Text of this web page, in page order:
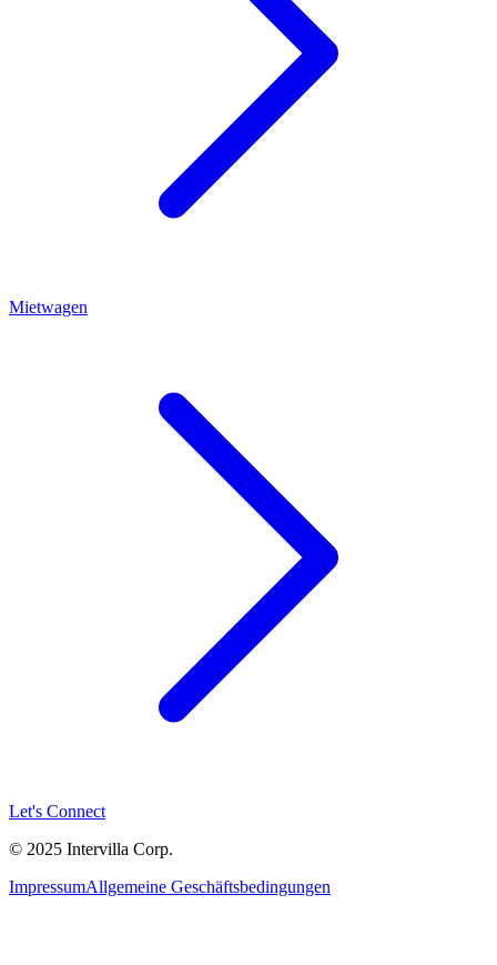
Mietwagen
Let's Connect
© 2025 Intervilla Corp.
ImpressumAllgemeine Geschäftsbedingungen